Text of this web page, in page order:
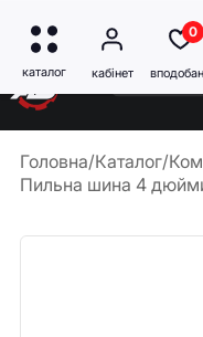
Безкоштовна 0
Головна/Каталог/
Пильна шина 4 дюйми